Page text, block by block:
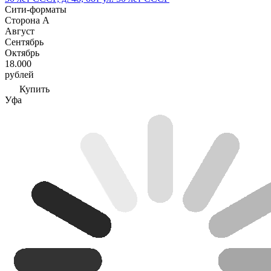
Сити-форматы
Сторона А
Август
Сентябрь
Октябрь
18.000
рублей
Купить
Уфа